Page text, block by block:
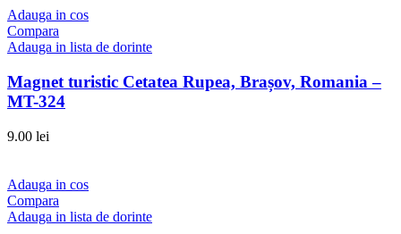
Adauga in cos
Compara
Adauga in lista de dorinte
Magnet turistic Cetatea Rupea, Brașov, Romania –
MT-324
9.00 lei
Adauga in cos
Compara
Adauga in lista de dorinte